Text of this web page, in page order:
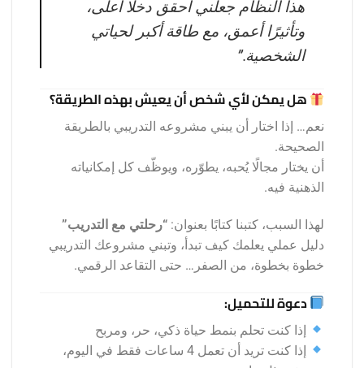
هذا النظام جعلني أحقق دخلًا أعلى،
وتأثيرًا أعمق، مع طاقة أكبر لحياتي
الشخصية.”
هل يمكن لأي شخص أن يعيش بهذه الطريقة؟
نعم… إذا اختار أن يبني مشروعه التدريبي بالطريقة
الصحيحة.
أن يختار مجالًا يُحبه، يطوّره، ويوظّف كل إمكانياته
الذهنية فيه.
لهذا السبب، كتبنا كتابًا بعنوان: “رحلتي مع التدريب”
دليل عملي يعلمك كيف تبدأ، وتبني مشروعك التدريبي
خطوة بخطوة، من الصفر… حتى التقاعد الرقمي.
دعوة للتحميل:
إذا كنت تحلم بنمط حياة ذكي، حر، ومربح
إذا كنت تريد أن تعمل 4 ساعات فقط في اليوم،